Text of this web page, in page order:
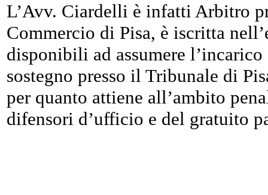
L’Avv. Ciardelli è infatti Arbitro
Commercio di Pisa, è iscritta
disponibili ad assumere
sostegno presso il Tribunale di
per quanto attiene all’ambito
difensori d’ufficio e del gratuito